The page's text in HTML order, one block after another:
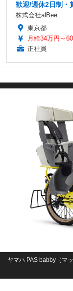
歓迎/週休2日制・
株式会社alBee
東京都
月給34万円～
正社員
ヤマハ PAS babby（マ